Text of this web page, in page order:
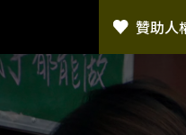
贊助人